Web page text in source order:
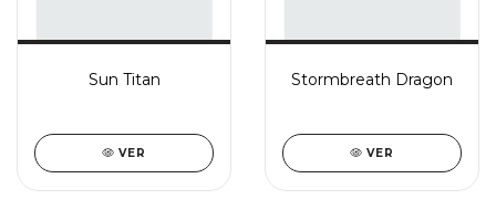
Sun Titan
VER
Stormbreath Dragon
VER